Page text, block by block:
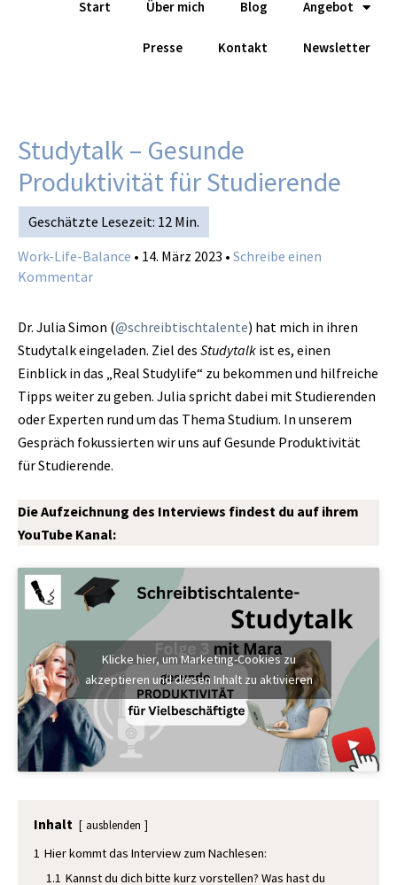
Start Über mich Blog Angebot
Presse Kontakt Newsletter
Studytalk – Gesunde
Produktivität für Studierende
Work-Life-Balance • 14. März 2023 • Schreibe einen
Kommentar
Dr. Julia Simon (@schreibtischtalente) hat mich in ihren
Studytalk eingeladen. Ziel des Studytalk ist es, einen
Einblick in das „Real Studylife“ zu bekommen und hilfreiche
Tipps weiter zu geben. Julia spricht dabei mit Studierenden
oder Experten rund um das Thema Studium. In unserem
Gespräch fokussierten wir uns auf Gesunde Produktivität
für Studierende.
Die Aufzeichnung des Interviews findest du auf ihrem
YouTube Kanal:
Klicke hier, um Marketing-Cookies zu
akzeptieren und diesen Inhalt zu aktivieren
Inhalt ausblenden
1 Hier kommt das Interview zum Nachlesen:
1.1 Kannst du dich bitte kurz vorstellen? Was hast du